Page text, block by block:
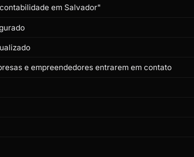
em Salvador"
e empreendedores entrarem em contato